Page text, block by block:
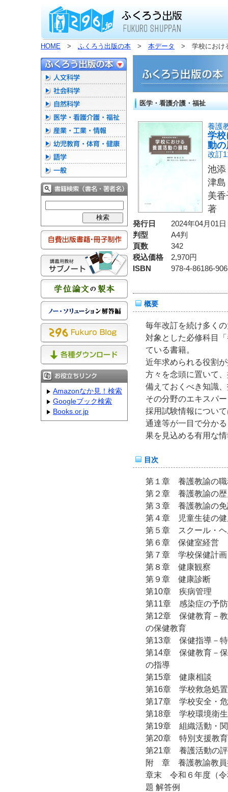
HOME > ふくろう出版の本 > 本データ > 学校におけ
医学・看護介護・福祉
養護
学校
動の
改訂
池添
津島
美
著
発行日
2024年04月01日
判型
A4判
頁数
342
税込価格
2,970円
ISBN
978-4-86186-
概要
毎年改訂を続け多く
対象とした必修科目
ている書籍。
近年求められる役割
方々を念頭に置いて
備えておくべき知識
その分野のエキスパ
採用試験情報につい
通達等が一目で分か
果を見込める有用な
目次
第１章 養護教諭の職
第２章 養護教諭の歴
第３章 養護教諭の免
第４章 児童生徒の健
第５章 スクール・ヘ
第６章 保健室経営
第７章 学校保健計画
第８章 健康観察
第９章 健康診断
第10章 疾病管理
第11章 感染症の予防
第12章 保健教育－教
の保健教育
第13章 保健指導－特
第14章 保健教育－保
の指導
第15章 健康相談
第16章 学校救急処置
第17章 学校安全・
第18章 学校環境衛
第19章 組織活動・
第20章 特別支援教
第21章 養護活動の
附 章 養護教諭教員
章末 令和６年度（令
題 解答例
Amazonなか見！検索
Googleブック検索
Books.or.jp